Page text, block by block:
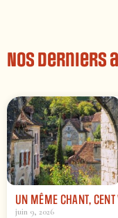
Nos derniers
UN MÊME CHANT,
juin 9, 2026